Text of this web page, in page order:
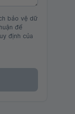
bảo vệ dữ
để
định của